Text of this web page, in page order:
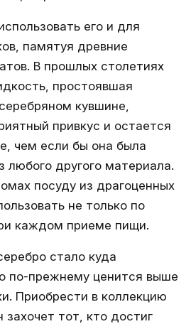
его и для
памятуя древние
В прошлых столетиях
простоявшая
кувшине,
привкус и остается
чем если бы она была
любого другого материала.
посуду из драгоценных
не только по
каждом приеме пищи.
стало куда
по-прежнему ценится выше
Приобрести в коллекцию
захочет тот, кто достиг